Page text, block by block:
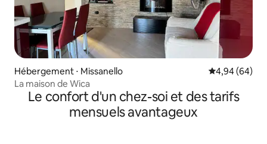
Hébergement ⋅ Missanello Évaluation
4,94 (64)
La maison de Wica
Le confort d'un chez-soi et des tarifs
mensuels avantageux